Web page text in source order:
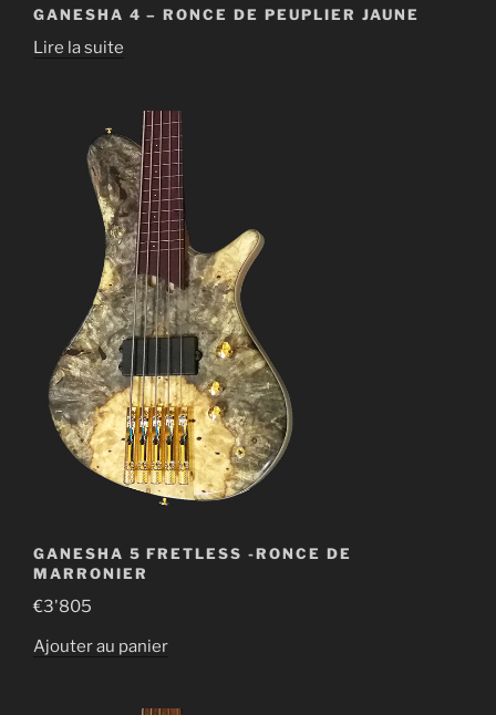
GANESHA 4 – RONCE DE PEUPLIER JAUNE
Lire la suite
GANESHA 5 FRETLESS -RONCE DE
MARRONIER
€3'805
Ajouter au panier